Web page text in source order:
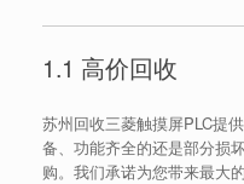
1.1 高价回收
苏州回收三菱触摸屏PLC提
备、功能齐全的还是部分损
购。我们承诺为您带来最大的